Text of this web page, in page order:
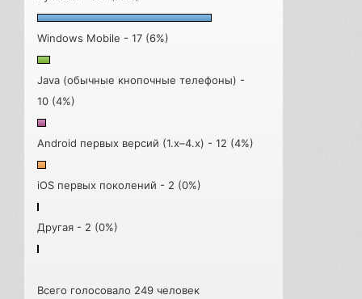
Windows Mobile - 17 (6%)
Java (обычные кнопочные телефоны) -
10 (4%)
Android первых версий (1.x–4.x) - 12 (4%)
iOS первых поколений - 2 (0%)
Другая - 2 (0%)
Всего голосовало 249 человек